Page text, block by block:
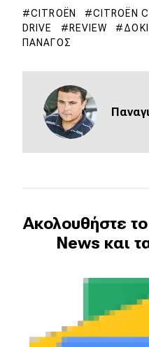
CITROËN CITROËN
DRIVE
REVIEW
ΠΑΝΆΓΟΣ
Ακολουθήστε
News και